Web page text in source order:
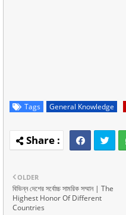
Tags General Knowledge
OLDER
বিভিন্ন দেশের সর্বোচ্চ সামরিক সম্মান | The
Highest Honor Of Different
Countries